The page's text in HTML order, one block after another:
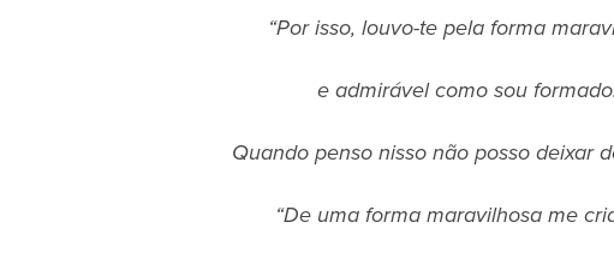
“Por isso, louvo-te pela forma
e admirável como sou formado.
Quando penso nisso não posso deixar
“De uma forma maravilhosa me